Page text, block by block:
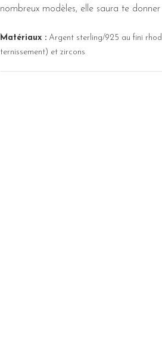
nombreux modèles, elle saura te
Matériaux :Argent sterling/925 au fini
ternissement) et zircons